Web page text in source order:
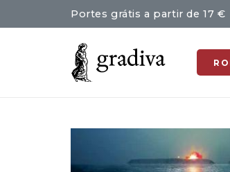
Portes grátis a partir de 17 €